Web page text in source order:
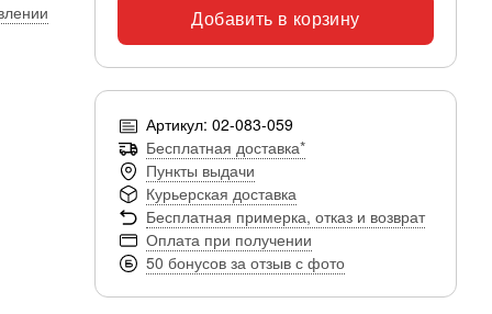
Добавить в корзину
Артикул: 02-083-059
Бесплатная доставка*
Пункты выдачи
Курьерская доставка
Бесплатная примерка, отказ и возврат
Оплата при получении
50 бонусов за отзыв с фото